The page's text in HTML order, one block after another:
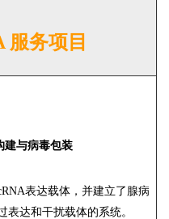
服务项目
与病毒包装
表达载体，并建立了腺病
表达和干扰载体的系统。